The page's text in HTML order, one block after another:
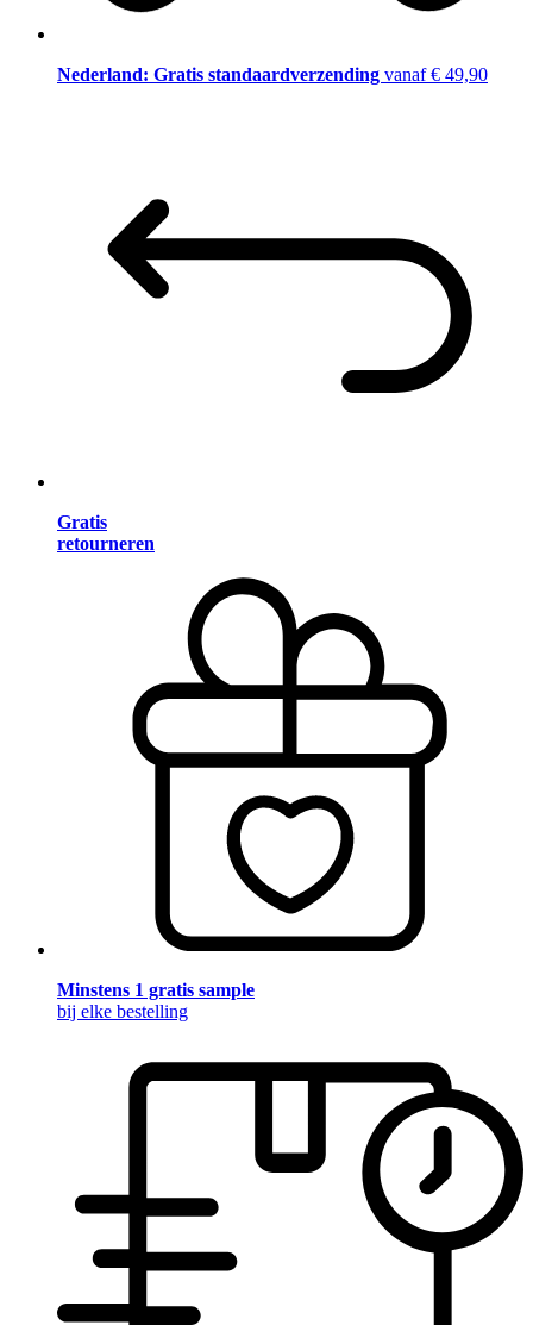
Nederland: Gratis standaardverzending vanaf € 49,90
Gratis
retourneren
Minstens 1 gratis sample
bij elke bestelling